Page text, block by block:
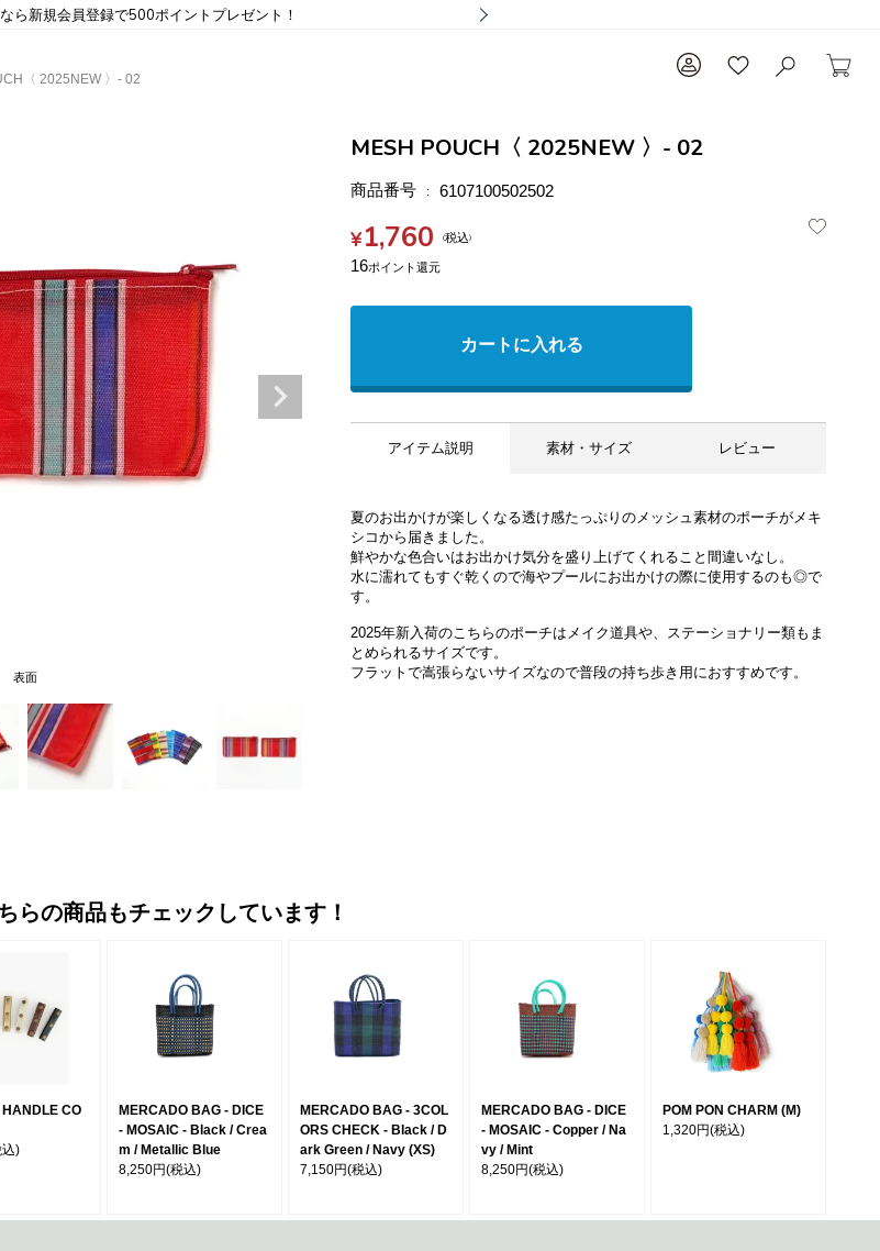
ら新規会員登録で500ポイントプレゼント！
〈 2025NEW 〉- 02
表面 裏面
MESH POUCH〈 2025NEW 〉- 02
商品番号 6107100502502
¥1,760 税込
16
カートに入れる
アイテム説明 素材・サイズ レビュー
夏のお出かけが楽しくなる透け感たっぷりのメッシュ素材のポーチがメキ
シコから届きました。
鮮やかな色合いはお出かけ気分を盛り上げてくれること間違いなし。
水に濡れてもすぐ乾くので海やプールにお出かけの際に使用するのも◎で
す。
2025年新入荷のこちらのポーチはメイク道具や、ステーショナリー類もま
とめられるサイズです。
フラットで嵩張らないサイズなので普段の持ち歩き用におすすめです。
らの商品もチェックしています！
CO
)
MERCADO BAG - DICE
- MOSAIC - Black / Crea
m / Metallic Blue
8,250円(税込)
MERCADO BAG - 3COL
ORS CHECK - Black / D
ark Green / Navy (XS)
7,150円(税込)
MERCADO BAG - DICE
- MOSAIC - Copper / Na
vy / Mint
8,250円(税込)
POM PON CHARM (M)
1,320円(税込)